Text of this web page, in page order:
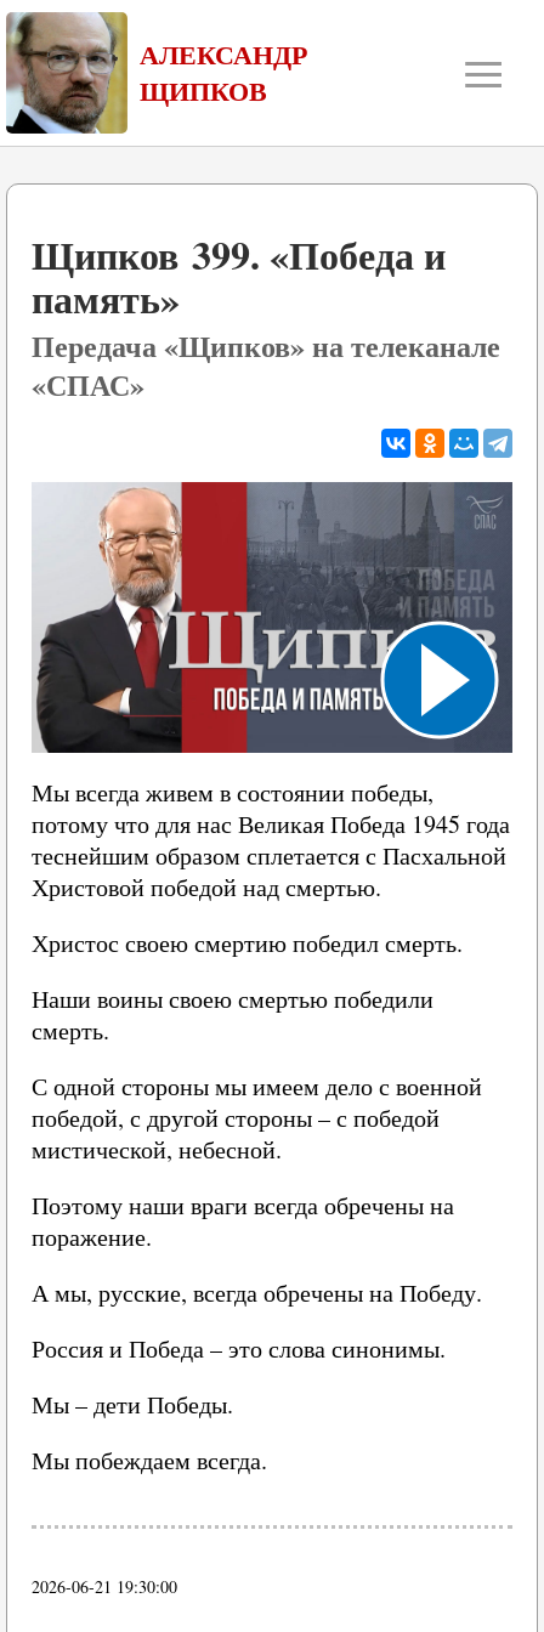
АЛЕКСАНДР
ЩИПКОВ
≡
Щипков 399. «Победа и
память»
Передача «Щипков» на телеканале
«СПАС»
Мы всегда живем в состоянии победы,
потому что для нас Великая Победа 1945 года
теснейшим образом сплетается с Пасхальной
Христовой победой над смертью.
Христос своею смертию победил смерть.
Наши воины своею смертью победили
смерть.
С одной стороны мы имеем дело с военной
победой, с другой стороны – с победой
мистической, небесной.
Поэтому наши враги всегда обречены на
поражение.
А мы, русские, всегда обречены на Победу.
Россия и Победа – это слова синонимы.
Мы – дети Победы.
Мы побеждаем всегда.
2026-06-21 19:30:00